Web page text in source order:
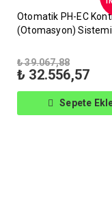
Otomatik PH-EC
(Otomasyon) Sistemi
₺39.067,88Orijinal
fiyat:
₺
₺ 32.556,57Şu
fiyat:
₺
Sepete